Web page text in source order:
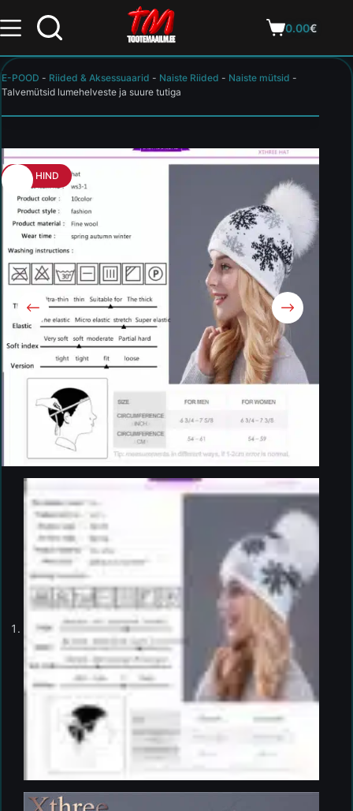
0.00€
E-POOD - Riided & Aksessuaarid - Naiste Riided - Naiste mütsid -
Talvemütsid lumehelveste ja suure tutiga
HEA HIND